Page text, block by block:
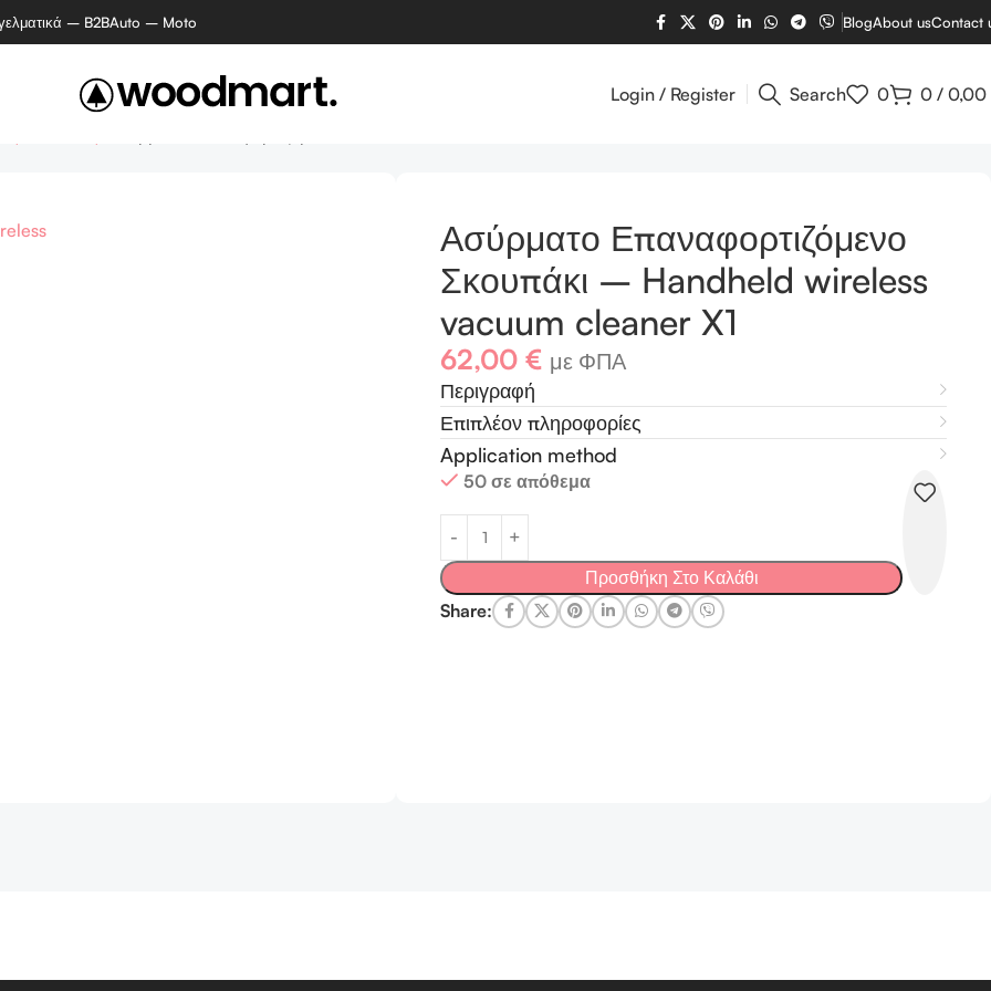
– B2BAuto – Moto BlogAbout usContact
Login / Register Search 0 0 / 0,00
Ασύρματο Επαναφορτιζόμενο
Σκουπάκι – Handheld wireless
vacuum cleaner X1
62,00€ με ΦΠΑ
Περιγραφή
Επιπλέον πληροφορίες
Application method
50 σε απόθεμα
Προσθήκη Στο Καλάθι
Share: